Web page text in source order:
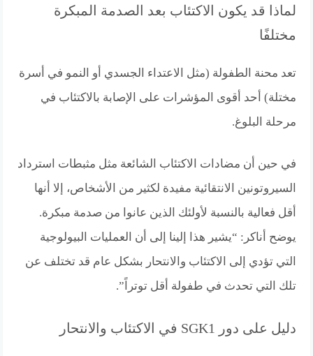
لماذا قد يكون الاكتئاب بعد الصدمة المبكرة
مختلفًا
تعد محنة الطفولة (مثل الاعتداء الجسدي أو النمو في أسرة
مختلة) أحد أقوى المؤشرات على الإصابة بالاكتئاب في
مرحلة البلوغ.
في حين أن مضادات الاكتئاب الشائعة مثل مثبطات استرداد
السيروتونين الانتقائية مفيدة لكثير من الأشخاص، إلا أنها
أقل فعالية بالنسبة لأولئك الذين عانوا من صدمة مبكرة.
يوضح أناكر: “يشير هذا إلينا إلى أن العمليات البيولوجية
التي تؤدي إلى الاكتئاب والانتحار بشكل عام قد تختلف عن
تلك التي تحدث في طفولة أقل توتراً”.
دليل على دور SGK1 في الاكتئاب والانتحار